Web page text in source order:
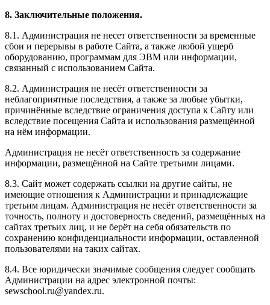
8. Заключительные положения.
8.1. Администрация не несет ответственности за временные
сбои и перерывы в работе Сайта, а также любой ущерб
оборудованию, программам для ЭВМ или информации,
связанный с использованием Сайта.
8.2. Администрация не несёт ответственности за
неблагоприятные последствия, а также за любые убытки,
причинённые вследствие ограничения доступа к Сайту или
вследствие посещения Сайта и использования размещённой
на нём информации.
Администрация не несёт ответственность за содержание
информации, размещённой на Сайте третьими лицами.
8.3. Сайт может содержать ссылки на другие сайты, не
имеющие отношения к Администрации и принадлежащие
третьим лицам. Администрация не несёт ответственности за
точность, полноту и достоверность сведений, размещённых на
сайтах третьих лиц, и не берёт на себя обязательств по
сохранению конфиденциальности информации, оставленной
пользователями на таких сайтах.
8.4. Все юридически значимые сообщения следует сообщать
Администрации на адрес электронной почты:
sewschool.ru@yandex.ru.